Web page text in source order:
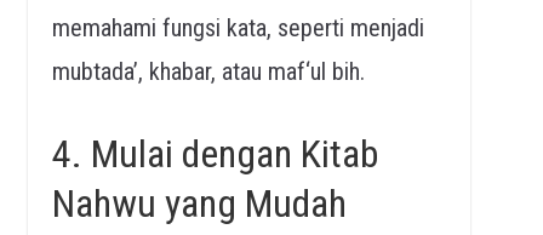
memahami fungsi kata, seperti menjadi
mubtada’, khabar, atau maf‘ul bih.
4. Mulai dengan Kitab
Nahwu yang Mudah